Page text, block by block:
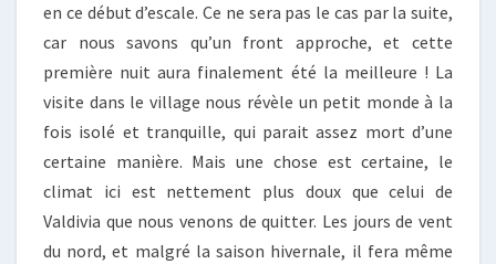
en ce début d’escale. Ce ne sera pas le cas par la suite,
car nous savons qu’un front approche, et cette
première nuit aura finalement été la meilleure ! La
visite dans le village nous révèle un petit monde à la
fois isolé et tranquille, qui parait assez mort d’une
certaine manière. Mais une chose est certaine, le
climat ici est nettement plus doux que celui de
Valdivia que nous venons de quitter. Les jours de vent
du nord, et malgré la saison hivernale, il fera même